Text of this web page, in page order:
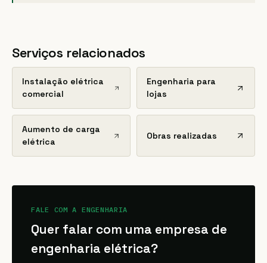
Serviços relacionados
Instalação elétrica
comercial
Engenharia para
lojas
Aumento de carga
elétrica
Obras realizadas
FALE COM A ENGENHARIA
Quer falar com uma empresa de
engenharia elétrica?